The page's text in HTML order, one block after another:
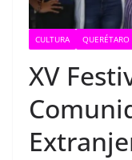
CULTURA QUERÉTARO
XV